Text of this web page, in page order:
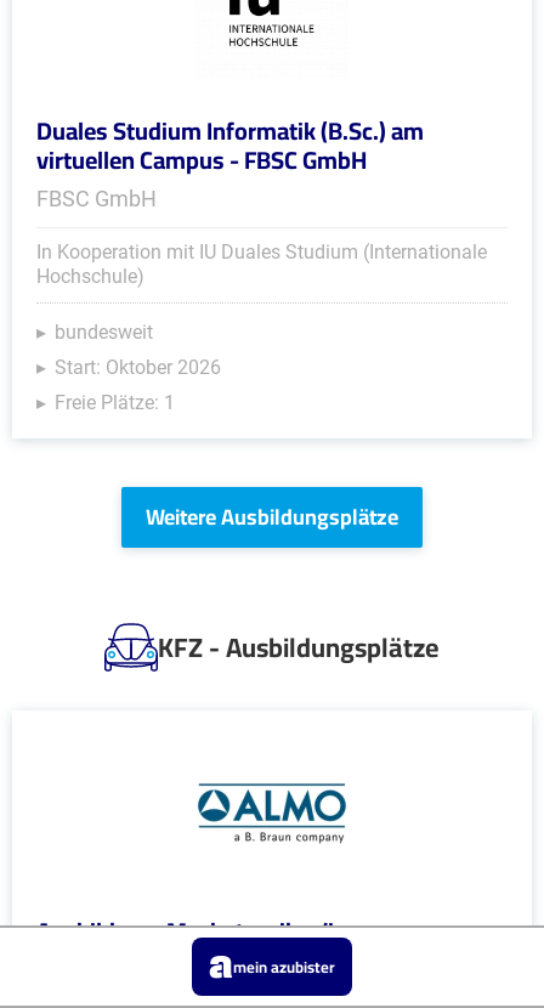
Duales Studium Informatik (B.Sc.) am
virtuellen Campus - FBSC GmbH
FBSC GmbH
In Kooperation mit IU Duales Studium (Internationale
Hochschule)
bundesweit
Start: Oktober 2026
Freie Plätze: 1
Weitere Ausbildungsplätze
KFZ - Ausbildungsplätze
Ausbildung: Mechatroniker/in
ALMO-Erzeugnisse E. Busch GmbH
mein azubister